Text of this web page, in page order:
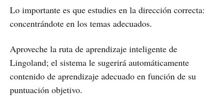
Lo importante es que estudies en la dirección correcta:
concentrándote en los temas adecuados.
Aproveche la ruta de aprendizaje inteligente de
Lingoland; el sistema le sugerirá automáticamente
contenido de aprendizaje adecuado en función de su
puntuación objetivo.